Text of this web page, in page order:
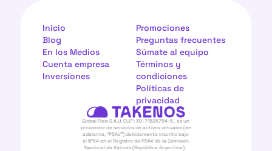
Global Flow S.A.U, CUIT: 30-71825754-5., es un
proveedor de servicios de activos virtuales (en
adelante, “PSAV”) debidamente inscrito bajo
el N°54 en el Registro de PSAV de la Comisión
Nacional de Valores (República Argentina).
Inicio
Blog
En los Medios
Cuenta empresa
Inversiones
Promociones
Preguntas frecuentes
Súmate al equipo
Términos y
condiciones
Políticas de
privacidad